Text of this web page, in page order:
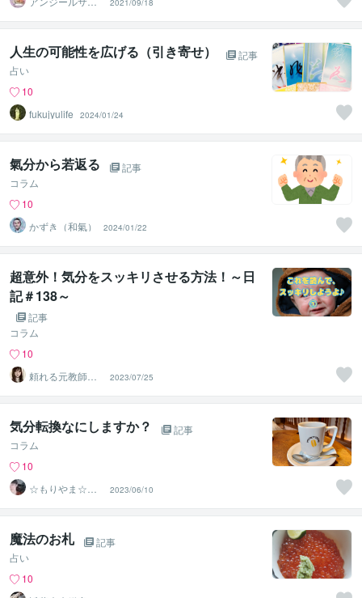
イ・私の家
2021/09/18
人生の可能性を広げる（引き寄せ）
記事
占い
10
fukujyulife
2024/01/24
氣分から若返る
記事
コラム
10
かずき（和氣）
2024/01/22
超意外！気分をスッキリさせる方法！～日
記＃138～
記事
コラム
10
頼れる元教師✨
そら✨寄り添い
人
2023/07/25
気分転換なにしますか？
記事
コラム
10
☆もりやま☆た
ろう☆心のサポ
ーター
2023/06/10
魔法のお札
記事
占い
10